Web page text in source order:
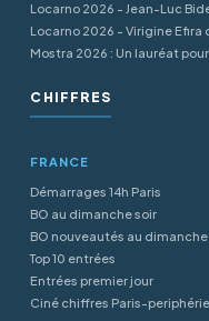
Locarno 2026 - Jean-Luc
Locarno 2026 - Virigine Efira
Mostra 2026 : Un lauréat
CHIFFRES
FRANCE
Démarrages 14h Paris
BO au dimanche soir
BO nouveautés au
Top 10 entrées
Entrées premier jour
Ciné chiffres Paris-periphérie